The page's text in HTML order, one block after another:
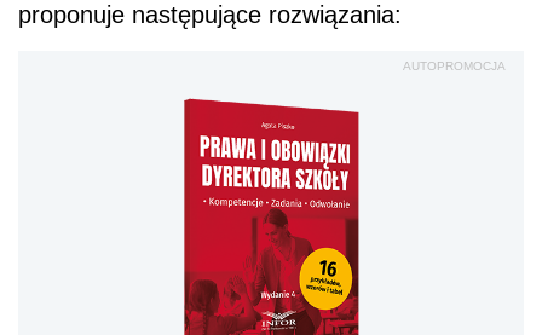
proponuje następujące rozwiązania:
AUTOPROMOCJA